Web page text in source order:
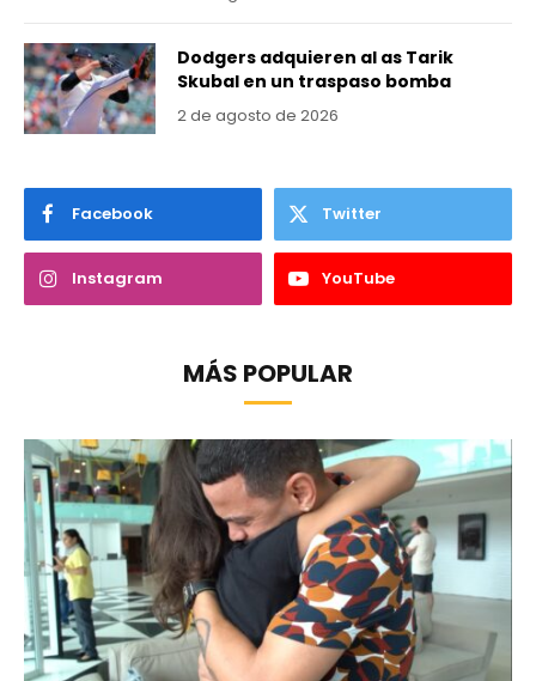
Dodgers adquieren al as Tarik
Skubal en un traspaso bomba
2 de agosto de 2026
Facebook Twitter
Instagram YouTube
MÁS POPULAR